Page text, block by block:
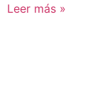
Leer más »